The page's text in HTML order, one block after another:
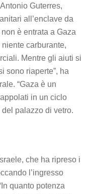
Guterres,
all’enclave da
è entrata a Gaza
carburante,
Mentre gli aiuti si
sono riaperte”, ha
“Gaza è un
in un ciclo
palazzo di vetro.
che ha ripreso i
l’ingresso
quanto potenza